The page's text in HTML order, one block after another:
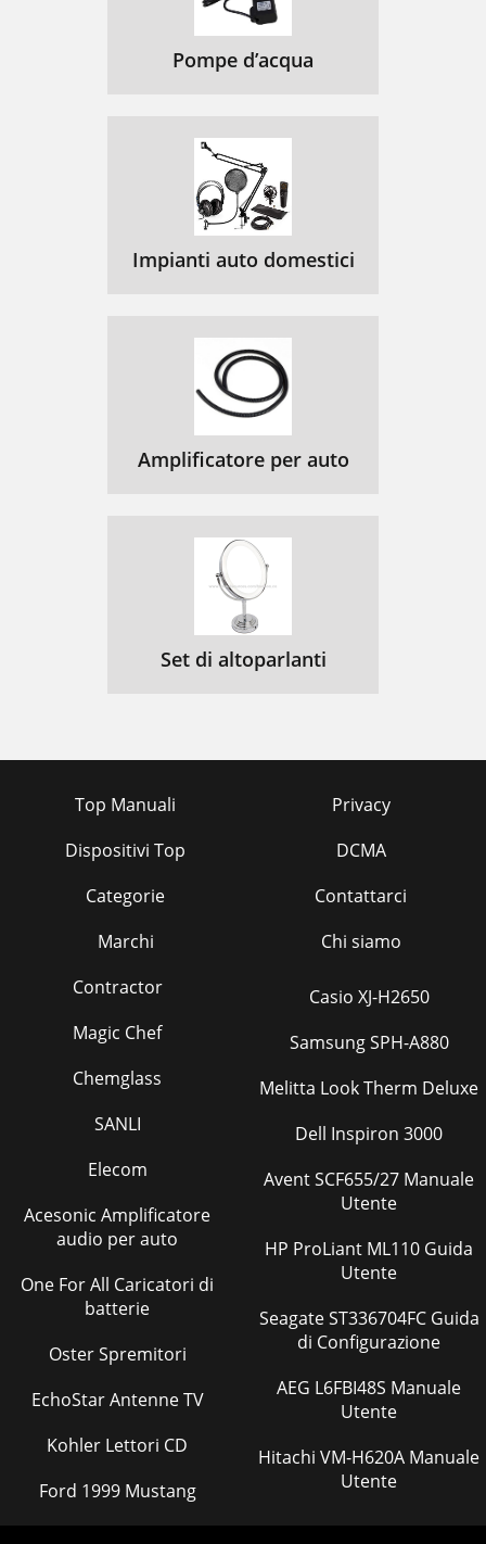
Pompe d’acqua
Impianti auto domestici
Amplificatore per auto
Set di altoparlanti
Top Manuali
Dispositivi Top
Categorie
Marchi
Privacy
DCMA
Contattarci
Chi siamo
Contractor
Magic Chef
Chemglass
SANLI
Elecom
Acesonic Amplificatore
audio per auto
One For All Caricatori di
batterie
Oster Spremitori
EchoStar Antenne TV
Kohler Lettori CD
Ford 1999 Mustang
Casio XJ-H2650
Samsung SPH-A880
Melitta Look Therm Deluxe
Dell Inspiron 3000
Avent SCF655/27 Manuale
Utente
HP ProLiant ML110 Guida
Utente
Seagate ST336704FC Guida
di Configurazione
AEG L6FBI48S Manuale
Utente
Hitachi VM-H620A Manuale
Utente